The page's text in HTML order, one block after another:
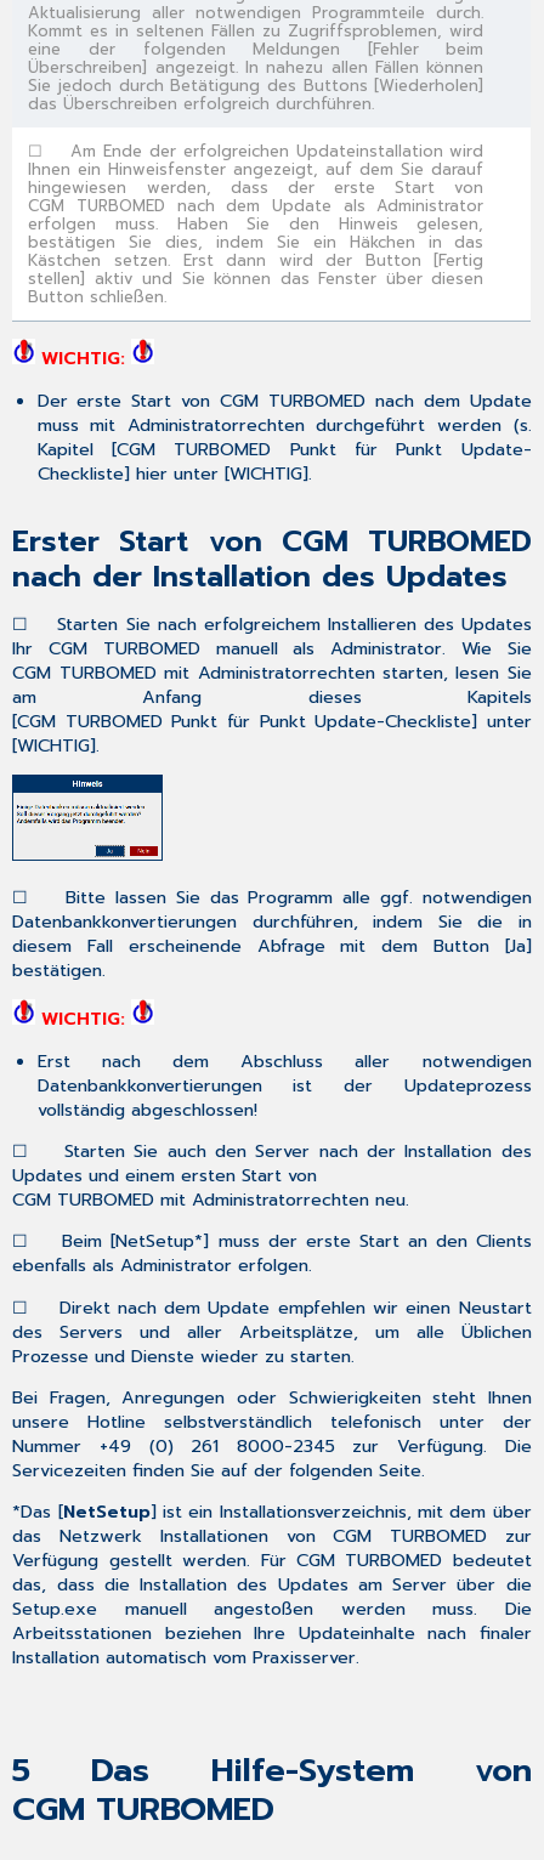
Aktualisierung aller notwendigen Programmteile durch.
Kommt es in seltenen Fällen zu Zugriffsproblemen, wird
eine der folgenden Meldungen [Fehler beim
Überschreiben] angezeigt. In nahezu allen Fällen können
Sie jedoch durch Betätigung des Buttons [Wiederholen]
das Überschreiben erfolgreich durchführen.
☐ Am Ende der erfolgreichen Updateinstallation wird
Ihnen ein Hinweisfenster angezeigt, auf dem Sie darauf
hingewiesen werden, dass der erste Start von
CGM TURBOMED nach dem Update als Administrator
erfolgen muss. Haben Sie den Hinweis gelesen,
bestätigen Sie dies, indem Sie ein Häkchen in das
Kästchen setzen. Erst dann wird der Button [Fertig
stellen] aktiv und Sie können das Fenster über diesen
Button schließen.
WICHTIG:
Dererste Start von CGM TURBOMED nach dem Update
mussmit Administratorrechtendurchgeführt werden (s.
Kapitel [CGM TURBOMED Punkt für Punkt Update-
Checkliste] hier unter [WICHTIG].
Erster Start von CGM TURBOMED
nach der Installation des Updates
☐ Starten Sie nach erfolgreichem Installieren des Updates
IhrCGM TURBOMEDmanuellals Administrator. Wie Sie
CGM TURBOMED mit Administratorrechten starten, lesen Sie
am Anfang dieses Kapitels
[CGM TURBOMED Punkt für Punkt Update-Checkliste] unter
[WICHTIG].
☐ Bitte lassen Sie das Programm alle ggf. notwendigen
Datenbankkonvertierungen durchführen, indem Sie die in
diesem Fall erscheinende Abfrage mit dem Button [Ja]
bestätigen.
WICHTIG:
Erst nach dem Abschluss aller notwendigen
Datenbankkonvertierungen ist der Updateprozess
vollständig abgeschlossen!
☐ Starten Sie auch den Server nach der Installation des
Updates und einem ersten Start von
CGM TURBOMED mit Administratorrechten neu.
☐ Beim [NetSetup*] muss der erste Start an den Clients
ebenfalls als Administrator erfolgen.
☐ Direkt nach dem Update empfehlen wir einen Neustart
des Servers und aller Arbeitsplätze, um alle Üblichen
Prozesse und Dienste wieder zu starten.
Bei Fragen, Anregungen oder Schwierigkeiten steht Ihnen
unsere Hotline selbstverständlich telefonisch unter der
Nummer +49 (0) 261 8000-2345 zur Verfügung. Die
Servicezeiten finden Sie auf der folgenden Seite.
*Das [NetSetup] ist ein Installationsverzeichnis, mit dem über
das Netzwerk Installationen von CGM TURBOMED zur
Verfügung gestellt werden. Für CGM TURBOMED bedeutet
das, dass die Installation des Updates am Server über die
Setup.exe manuell angestoßen werden muss. Die
Arbeitsstationen beziehen Ihre Updateinhalte nach finaler
Installation automatisch vom Praxisserver.
5 Das Hilfe-System von
CGM TURBOMED